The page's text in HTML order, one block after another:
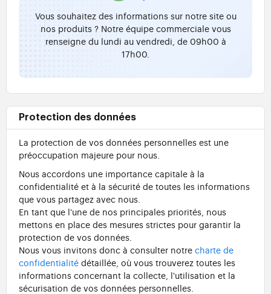
Vous souhaitez des informations sur notre site ou
nos produits ? Notre équipe commerciale vous
renseigne du lundi au vendredi, de 09h00 à
17h00.
Protection des données
La protection de vos données personnelles est une
préoccupation majeure pour nous.
Nous accordons une importance capitale à la
confidentialité et à la sécurité de toutes les informations
que vous partagez avec nous.
En tant que l'une de nos principales priorités, nous
mettons en place des mesures strictes pour garantir la
protection de vos données.
Nous vous invitons donc à consulter notre charte de
confidentialité détaillée, où vous trouverez toutes les
informations concernant la collecte, l'utilisation et la
sécurisation de vos données personnelles.